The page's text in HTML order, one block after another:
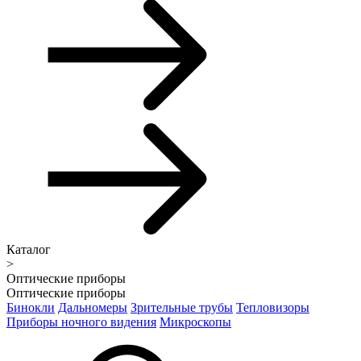
Каталог
>
Оптические приборы
Оптические приборы
Бинокли Дальномеры Зрительные трубы Тепловизоры
Приборы ночного видения Микроскопы